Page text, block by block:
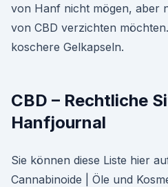
von Hanf nicht mögen, aber
von CBD verzichten
koschere Gelkapseln.
CBD – Rechtliche
Hanfjournal
Sie können diese Liste hier
Cannabinoide | Öle und